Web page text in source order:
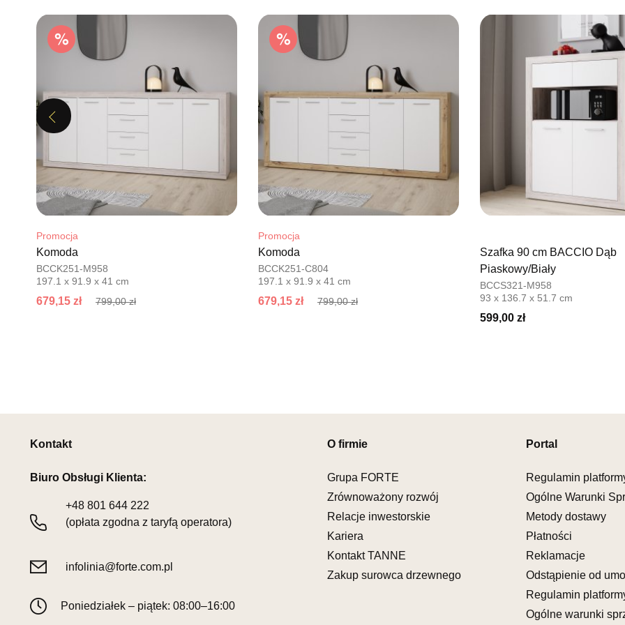
76-100
Nr tel.
Adres e-
Pn-Pt:
SALON
Nr tel.
Adres e-
Pn-Pt:
SALON
78-600
Adres e-
Godziny
SALON
Salon
83-340
Previous
Promocja
Komoda
BCCK251-M958
197.1 x 91.9 x 41 cm
679,15 zł 799,00 zł
Promocja
Komoda
BCCK251-C804
197.1 x 91.9 x 41 cm
679,15 zł 799,00 zł
Szafka 90 cm BACCIO Dąb
Piaskowy/Biały
BCCS321-M958
93 x 136.7 x 51.7 cm
599,00 zł
Kontakt
Biuro Obsługi Klienta:
+48 801 644 222
(opłata zgodna z taryfą operatora)
infolinia@forte.com.pl
Poniedziałek – piątek: 08:00–16:00
O firmie
Grupa FORTE
Zrównoważony rozwój
Relacje inwestorskie
Kariera
Kontakt TANNE
Zakup surowca drzewnego
Portal
Regulamin
Ogólne Warunki
Metody dostawy
Płatności
Reklamacje
Odstąpienie od
Regulamin
Ogólne warunki